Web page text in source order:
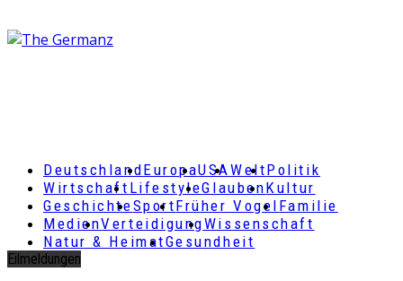
DeutschlandEuropaUSAWeltPolitik
Wirtschaft LifestyleGlaubenKultur
GeschichteSportFrüher Vogel Familie
MedienVerteidigungWissenschaft
Natur & HeimatGesundheit
Eilmeldungen